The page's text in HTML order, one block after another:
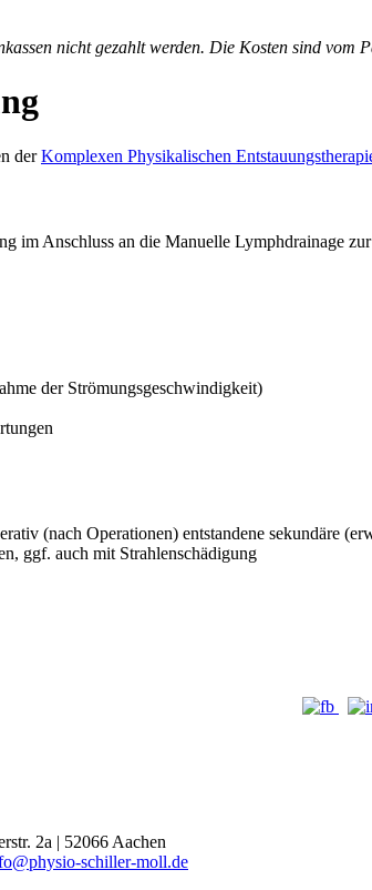
nicht gezahlt werden. Die Kosten sind vom
derKomplexen Physikalischen
im Anschluss an die Manuelle Lymphdrainage
der Strömungsgeschwindigkeit)
(nach Operationen) entstandene sekundäre
ggf. auch mit Strahlenschädigung
2a | 52066 Aachen
schiller-moll.de